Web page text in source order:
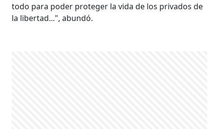
todo para poder proteger la vida de los privados de
la libertad...", abundó.